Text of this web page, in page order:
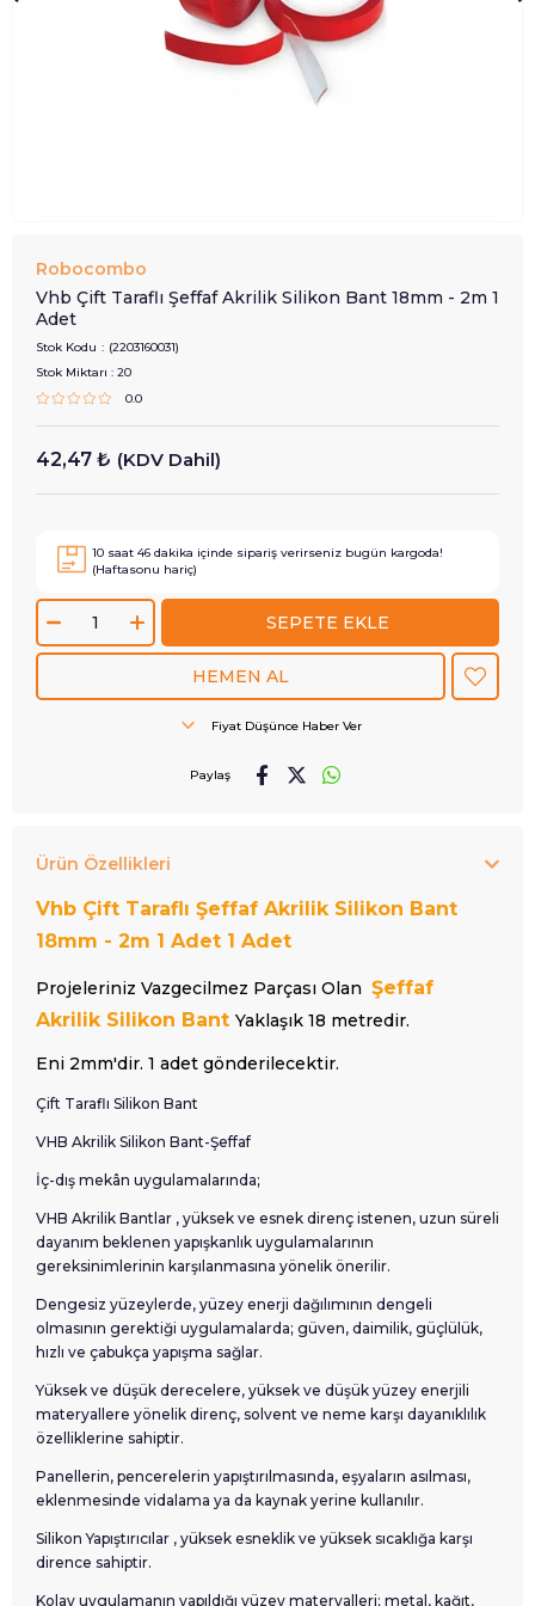
Robocombo
Vhb Çift Taraflı Şeffaf Akrilik Silikon Bant 18mm - 2m 1
Adet
Stok Kodu
(2203160031)
Stok Miktarı : 20
0.0
42,47 ₺ (KDV Dahil)
10 saat 46 dakika içinde sipariş verirseniz bugün kargoda!
(Haftasonu hariç)
Fiyat Düşünce Haber Ver
Paylaş
Ürün Özellikleri
Vhb Çift Taraflı Şeffaf Akrilik Silikon Bant
18mm - 2m 1 Adet 1 Adet
Projeleriniz Vazgecilmez Parçası Olan Şeffaf
Akrilik Silikon Bant Yaklaşık 18 metredir.
Eni 2mm'dir. 1 adet gönderilecektir.
Çift Taraflı Silikon Bant
VHB Akrilik Silikon Bant-Şeffaf
İç-dış mekân uygulamalarında;
VHB Akrilik Bantlar , yüksek ve esnek direnç istenen, uzun süreli
dayanım beklenen yapışkanlık uygulamalarının
gereksinimlerinin karşılanmasına yönelik önerilir.
Dengesiz yüzeylerde, yüzey enerji dağılımının dengeli
olmasının gerektiği uygulamalarda; güven, daimilik, güçlülük,
hızlı ve çabukça yapışma sağlar.
Yüksek ve düşük derecelere, yüksek ve düşük yüzey enerjili
materyallere yönelik direnç, solvent ve neme karşı dayanıklılık
özelliklerine sahiptir.
Panellerin, pencerelerin yapıştırılmasında, eşyaların asılması,
eklenmesinde vidalama ya da kaynak yerine kullanılır.
Silikon Yapıştırıcılar , yüksek esneklik ve yüksek sıcaklığa karşı
dirence sahiptir.
Kolay uygulamanın yapıldığı yüzey materyalleri; metal, kağıt,